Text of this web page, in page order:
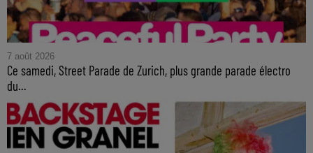
7 août 2026
Ce samedi, Street Parade de Zurich, plus grande parade électro
du...